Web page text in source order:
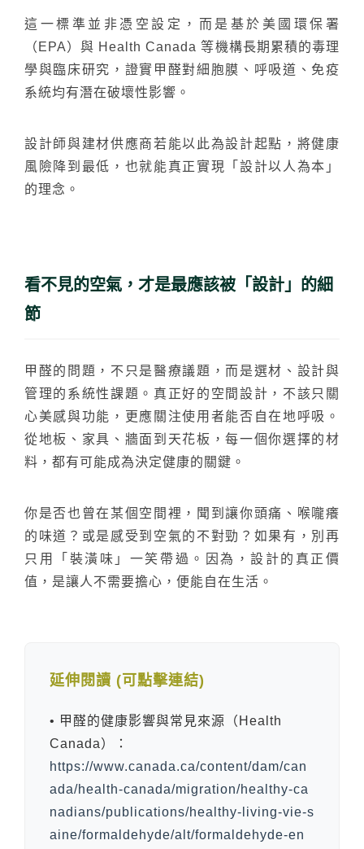
這一標準並非憑空設定，而是基於美國環保署
（EPA）與 Health Canada 等機構長期累積的毒理
學與臨床研究，證實甲醛對細胞膜、呼吸道、免疫
系統均有潛在破壞性影響。
設計師與建材供應商若能以此為設計起點，將健康
風險降到最低，也就能真正實現「設計以人為本」
的理念。
看不見的空氣，才是最應該被「設計」的細
節
甲醛的問題，不只是醫療議題，而是選材、設計與
管理的系統性課題。真正好的空間設計，不該只關
心美感與功能，更應關注使用者能否自在地呼吸。
從地板、家具、牆面到天花板，每一個你選擇的材
料，都有可能成為決定健康的關鍵。
你是否也曾在某個空間裡，聞到讓你頭痛、喉嚨癢
的味道？或是感受到空氣的不對勁？如果有，別再
只用「裝潢味」一笑帶過。因為，設計的真正價
值，是讓人不需要擔心，便能自在生活。
延伸閱讀 (可點擊連結)
• 甲醛的健康影響與常見來源（Health
Canada）：
https://www.canada.ca/content/dam/can
ada/health-canada/migration/healthy-ca
nadians/publications/healthy-living-vie-s
aine/formaldehyde/alt/formaldehyde-en